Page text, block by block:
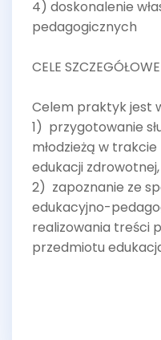
4) doskonalenie
pedagogicznych
CELE SZCZEGÓŁOWE
Celem praktyk jest
1) przygotowanie
młodzieżą w
edukacji zdrowotnej,
2) zapoznanie ze
edukacyjno-
realizowania treści
przedmiotu